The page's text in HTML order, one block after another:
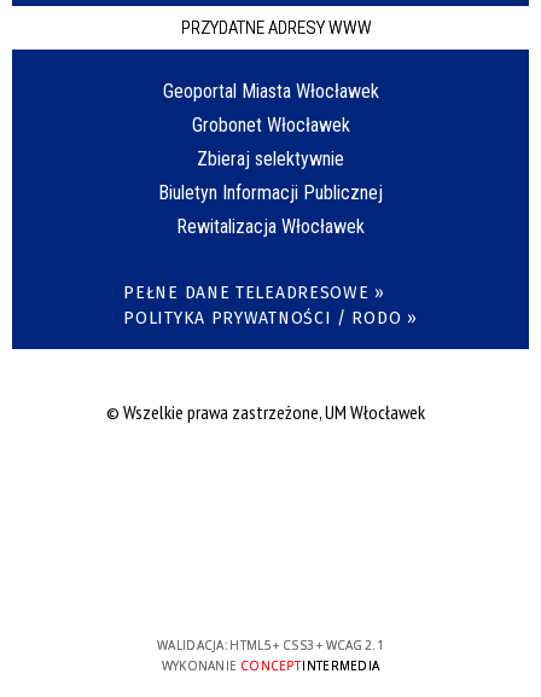
PRZYDATNE ADRESY WWW
Geoportal Miasta Włocławek
Grobonet Włocławek
Zbieraj selektywnie
Biuletyn Informacji Publicznej
Rewitalizacja Włocławek
PEŁNE DANE TELEADRESOWE »
POLITYKA PRYWATNOŚCI / RODO »
© Wszelkie prawa zastrzeżone, UM Włocławek
WALIDACJA: HTML5+ CSS3 + WCAG 2.1
WYKONANIE CONCEPTINTERMEDIA